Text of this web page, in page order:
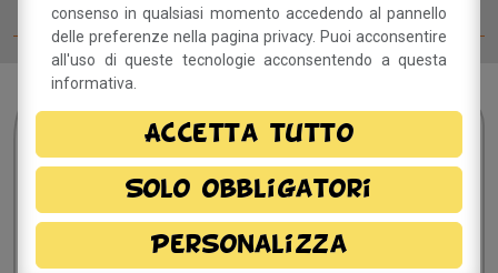
Comitato del festival
Sei interessato?Resta
in contatto!
Dichiaro di aver preso visione della
consenso in qualsiasi momento accedendo al pannello
delle preferenze nella pagina privacy. Puoi acconsentire
all'uso di queste tecnologie acconsentendo a questa
informativa.
Accetta tutto
Solo obbligatori
Personalizza